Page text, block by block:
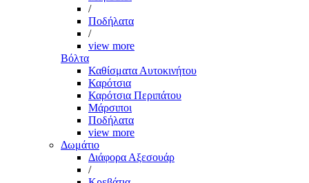
/
Ποδήλατα
/
view more
Βόλτα
Καθίσματα Αυτοκινήτου
Καρότσια
Καρότσια Περιπάτου
Μάρσιποι
Ποδήλατα
view more
Δωμάτιο
Διάφορα Αξεσουάρ
/